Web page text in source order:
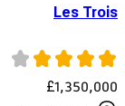
Les Trois
£1,350,000